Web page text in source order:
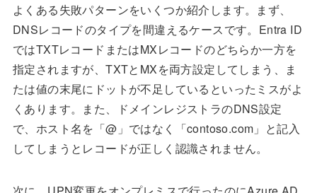
よくある失敗パターンをいくつか紹介します。まず、
DNSレコードのタイプを間違えるケースです。Entra ID
ではTXTレコードまたはMXレコードのどちらか一方を
指定されますが、TXTとMXを両方設定してしまう、ま
たは値の末尾にドットが不足しているといったミスがよ
くあります。また、ドメインレジストラのDNS設定
で、ホスト名を「@」ではなく「contoso.com」と記入
してしまうとレコードが正しく認識されません。